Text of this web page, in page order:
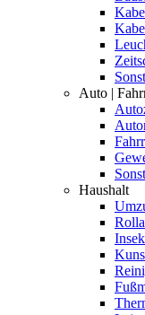
Auto |
Haushalt